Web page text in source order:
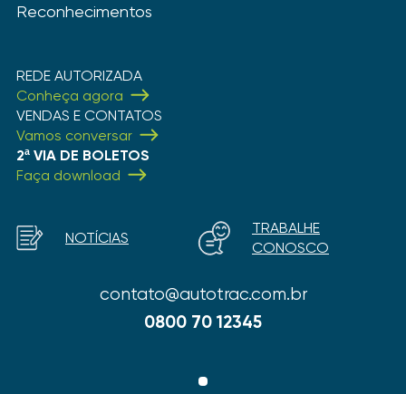
Reconhecimentos
REDE AUTORIZADA
Conheça agora
VENDAS E CONTATOS
Vamos conversar
2ª VIA DE BOLETOS
Faça download
contato@autotrac.com.br
0800 70 12345
NOTÍCIAS
TRABALHE
CONOSCO